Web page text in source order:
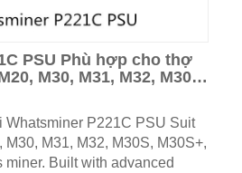
PSU Phù hợp cho thợ
M30, M31, M32, M30S,
Whatsminer P221C PSU Suit
M30, M31, M32, M30S, M30S+,
miner. Built with advanced